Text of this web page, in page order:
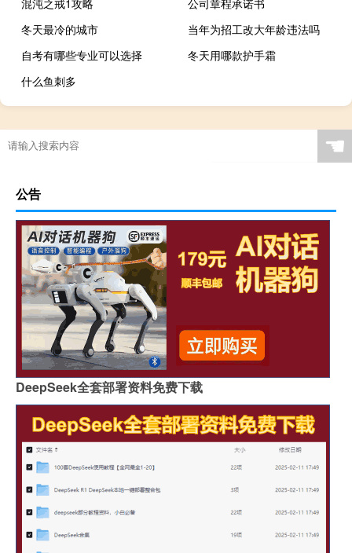
冬天最冷的城市
当年为招工改大年龄违法吗
自考有哪些专业可以选择
冬天用哪款护手霜
什么鱼刺多
☚
公告
DeepSeek全套部署资料免费下载